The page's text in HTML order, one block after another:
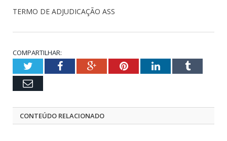
TERMO DE ADJUDICAÇÃO ASS
COMPARTILHAR:
TwitterFacebookGoogle+PinterestLinkedInTumblr
Email
CONTEÚDO RELACIONADO